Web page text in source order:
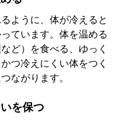
ように、体が冷えると
ています。体を温める
ど）を食べる、ゆっく
つ冷えにくい体をつく
ながります。
を保つ